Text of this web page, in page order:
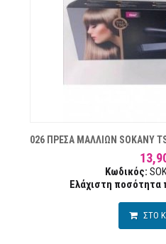
026 ΠΡΕΣΑ ΜΑΛΛΙΩΝ SOKANY
Κωδικός:
Ελάχιστη ποσότητα
ΣΤΟ